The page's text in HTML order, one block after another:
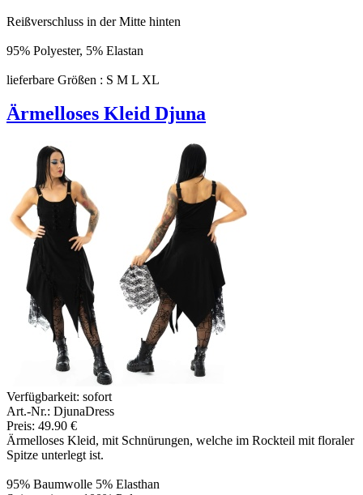
Reißverschluss in der Mitte hinten
95% Polyester, 5% Elastan
lieferbare Größen : S M L XL
Ärmelloses Kleid Djuna
Verfügbarkeit: sofort
Art.-Nr.: DjunaDress
Preis: 49.90 €
Ärmelloses Kleid, mit Schnürungen, welche im Rockteil mit floraler
Spitze unterlegt ist.
95% Baumwolle 5% Elasthan